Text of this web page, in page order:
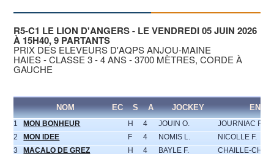
R5-C1 LE LION D'ANGERS - LE VENDREDI 05 JUIN 2026
À 15H40, 9 PARTANTS
PRIX DES ELEVEURS D'AQPS ANJOU-MAINE
HAIES - CLASSE 3 - 4 ANS - 3700 MÈTRES, CORDE À
GAUCHE
NOM EC S A JOCKEY
1 MON BONHEUR H 4 JOUIN O.
JOURNIAC P.
2
MON IDEE F 4 NOMIS L.
NICOLLE F.
3
MACALO DE GREZ H 4 BAYLE F.
CHAILLE-